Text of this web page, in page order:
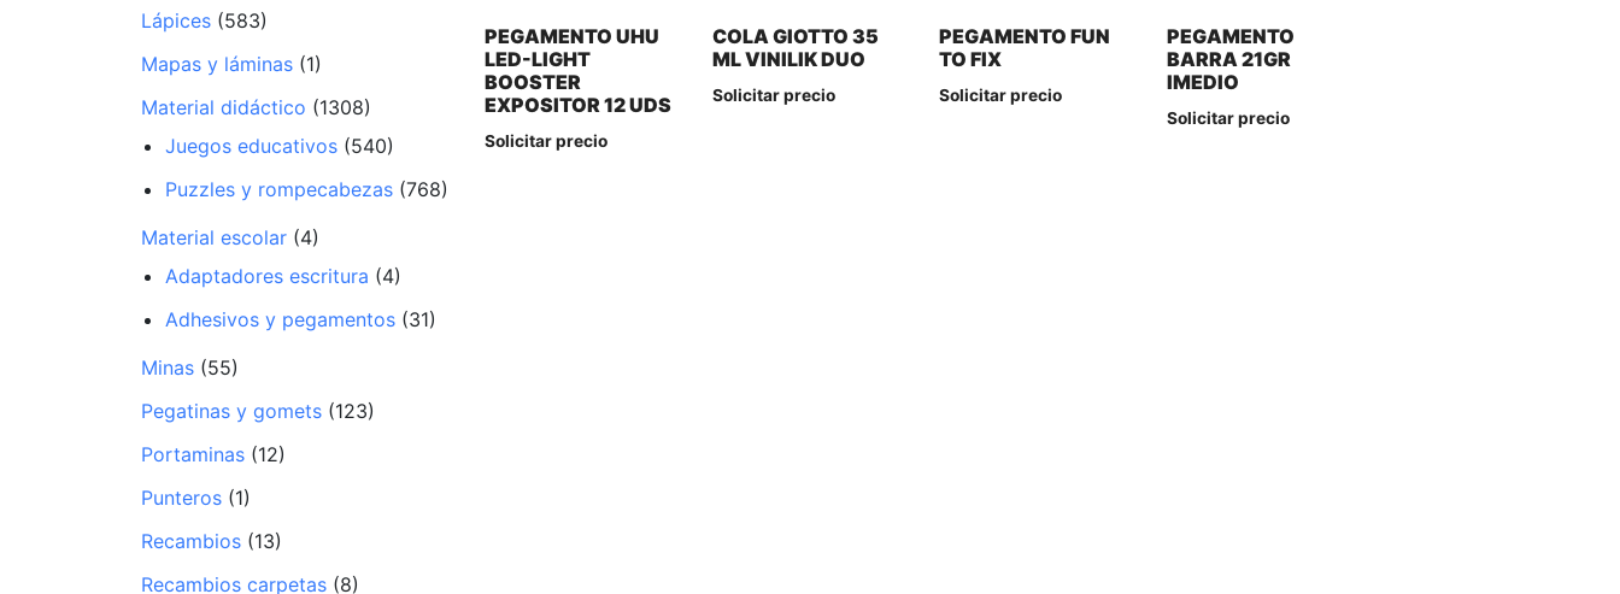
Lápices (583)
Mapas y láminas (1)
Material didáctico (1308)
Juegos educativos (540)
Puzzles y rompecabezas (768)
Material escolar (4)
Adaptadores escritura (4)
Adhesivos y pegamentos (31)
Minas (55)
Pegatinas y gomets (123)
Portaminas (12)
Punteros (1)
Recambios (13)
Recambios carpetas (8)
PEGAMENTO UHU
LED-LIGHT
BOOSTER
EXPOSITOR 12 UDS
Solicitar precio
COLA GIOTTO 35
ML VINILIK DUO
Solicitar precio
PEGAMENTO FUN
TO FIX
Solicitar precio
PEGAMENTO
BARRA 21GR
IMEDIO
Solicitar precio